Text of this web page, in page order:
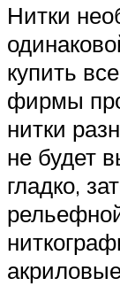
Нитки
купить
фирмы
нитки
не будет
гладко,